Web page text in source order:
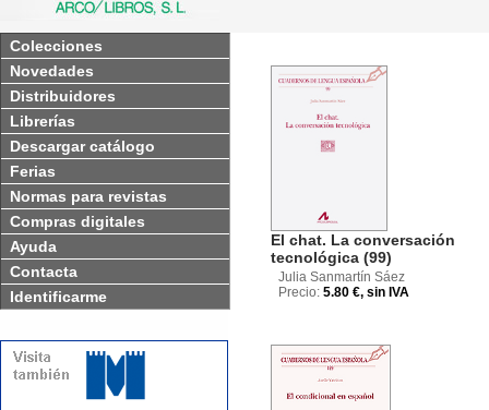
Colecciones
Novedades
Distribuidores
Librerías
Descargar catálogo
Ferias
Normas para revistas
Compras digitales
Ayuda
Contacta
Identificarme
El chat. La conversación
tecnológica (99)
Julia Sanmartín Sáez
Precio: 5.80 €, sin IVA